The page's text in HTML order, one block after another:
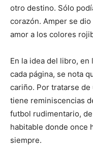
otro destino. Sólo
corazón. Amper se
amor a los colores
En la idea del libro,
cada página, se nota
cariño. Por tratarse
tiene reminiscencias
futbol rudimentario,
habitable donde once
siempre.